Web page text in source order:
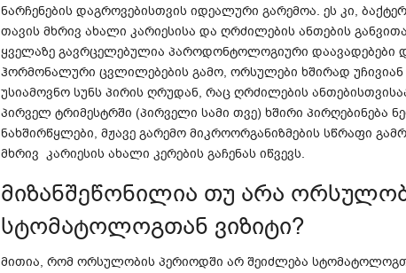
ნარჩენების დაგროვებისთვის იდეალური გარემოა. ეს კი,
თავის მხრივ ახალი კარიესისა და ღრძილების ანთების
ყველაზე გავრცელებულია პაროდონტოლოგიური დაავადებები
ჰორმონალური ცვლილებების გამო, ორსულები ხშირად
უსიამოვნო სუნს პირის ღრუდან, რაც ღრძილების
პირველ ტრიმესტრში (პირველი სამი თვე) ხშირი პირღებინება
ნახშირწყლები, მჟავე გარემო მიკროორგანიზმების სწრაფი
მხრივ კარიესის ახალი კერების გაჩენას იწვევს.
მიზანშეწონილია თუ არა
სტომატოლოგთან ვიზიტი?
მითია, რომ ორსულობის პერიოდში არ შეიძლება